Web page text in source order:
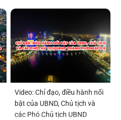
Video: Chỉ đạo, điều hành nổi
bật của UBND, Chủ tịch và
các Phó Chủ tịch UBND